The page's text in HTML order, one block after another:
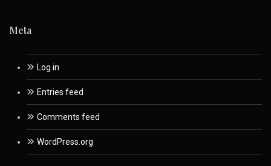
Meta
Log in
Entries feed
Comments feed
WordPress.org